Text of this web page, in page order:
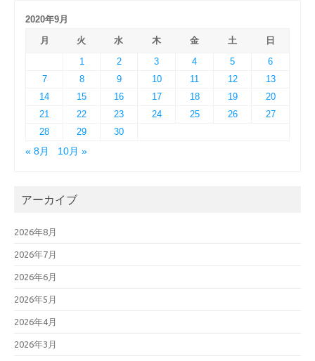
2020年9月
月
火 水 木 金 土
日
1
2 3 4 5
6
7
8 9 10 11 12
13
14
15 16 17 18 19
20
21
22 23 24 25 26
27
28
29
30
« 8月
10月 »
アーカイブ
2026年8月
2026年7月
2026年6月
2026年5月
2026年4月
2026年3月